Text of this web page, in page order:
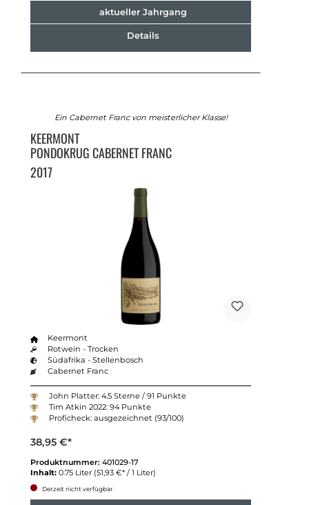
aktueller Jahrgang
Details
Ein Cabernet Franc von meisterlicher Klasse!
KEERMONT
PONDOKRUG CABERNET FRANC
2017
Keermont
Rotwein - Trocken
Südafrika - Stellenbosch
Cabernet Franc
John Platter: 4.5 Sterne / 91 Punkte
Tim Atkin 2022: 94 Punkte
Proficheck: ausgezeichnet (93/100)
38,95 €*
Produktnummer: 401029-17
Inhalt: 0.75 Liter (51,93 €* / 1 Liter)
Derzeit nicht verfügbar